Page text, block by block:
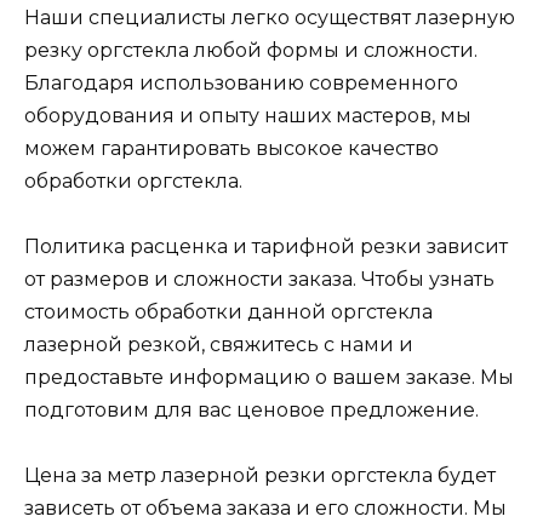
Наши специалисты легко осуществят лазерную
резку оргстекла любой формы и сложности.
Благодаря использованию современного
оборудования и опыту наших мастеров, мы
можем гарантировать высокое качество
обработки оргстекла.
Политика расценка и тарифной резки зависит
от размеров и сложности заказа. Чтобы узнать
стоимость обработки данной оргстекла
лазерной резкой, свяжитесь с нами и
предоставьте информацию о вашем заказе. Мы
подготовим для вас ценовое предложение.
Цена за метр лазерной резки оргстекла будет
зависеть от объема заказа и его сложности. Мы